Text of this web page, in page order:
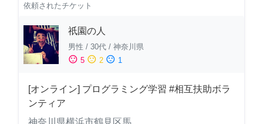
依頼されたチケット
祇園の人
男性 / 30代 / 神奈川県
sentiment_satisfied 5 sentiment_neutral 2 sentiment_dissatisfied 1
[オンライン] プログラミング学習 #相互扶助ボラ
ンティア